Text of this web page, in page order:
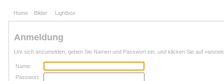
Home Bilder Lightbox
Anmeldung
Um sich anzumelden, geben Sie Namen und Passwort ein, und klicken Sie auf
Name:
Passwort: